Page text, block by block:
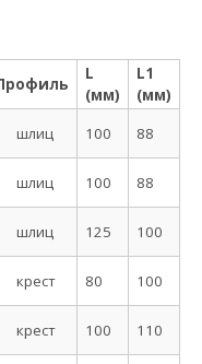
L
(мм)
L1
(мм)
шлиц 100
88
шлиц 100
88
шлиц 125
100
крест 80
100
крест 100
110